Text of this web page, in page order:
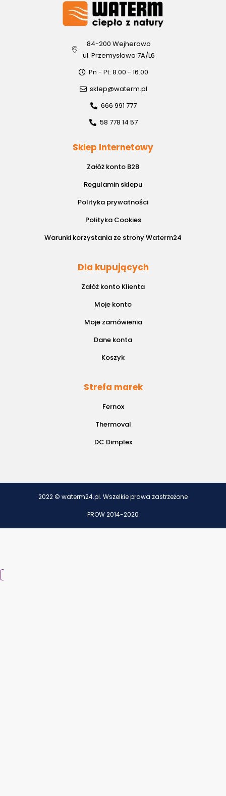
84-200 Wejherowo
ul. Przemysłowa 7A/L6
Pn - Pt: 8.00 - 16.00
sklep@waterm.pl
666 991 777
58 778 14 57
Sklep Internetowy
Załóż konto B2B
Regulamin sklepu
Polityka prywatności
Polityka Cookies
Warunki korzystania ze strony Waterm24
Dla kupujących
Załóż konto Klienta
Moje konto
Moje zamówienia
Dane konta
Koszyk
Strefa marek
Fernox
Thermoval
DC Dimplex
2022 © waterm24.pl. Wszelkie prawa zastrzeżone
PROW 2014-2020